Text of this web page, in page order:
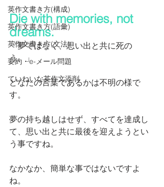
英作文書き方(構成)
英作文書き方(語彙)
英作文書き方(文法)
要約・e-メール問題
ていねいな英作文添削
Die with memories, not
dreams.
「夢ではなく、思い出と共に死の
う。」
どなたの言葉であるかは不明の様で
す。
夢の持ち越しはせず、すべてを達成し
て、思い出と共に最後を迎えようとい
う事ですね。
なかなか、簡単な事ではないですよ
ね。